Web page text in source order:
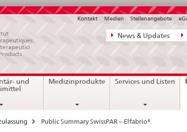
News,
Kontakt
News & Updates
Kontakt Medien Stellenangebote
und
Medizinprodukte Services und Listen
Public Summary SwissPAR – Elfabrio®